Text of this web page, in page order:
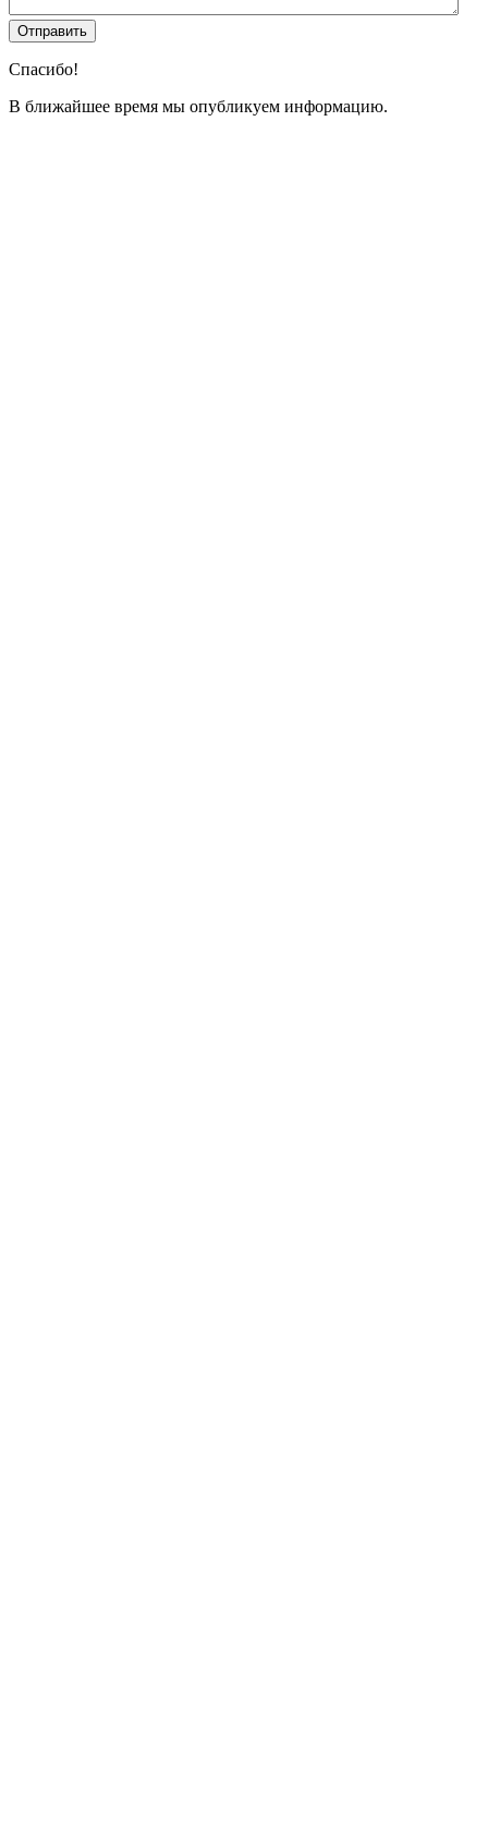
Спасибо!
В ближайшее время мы опубликуем информацию.